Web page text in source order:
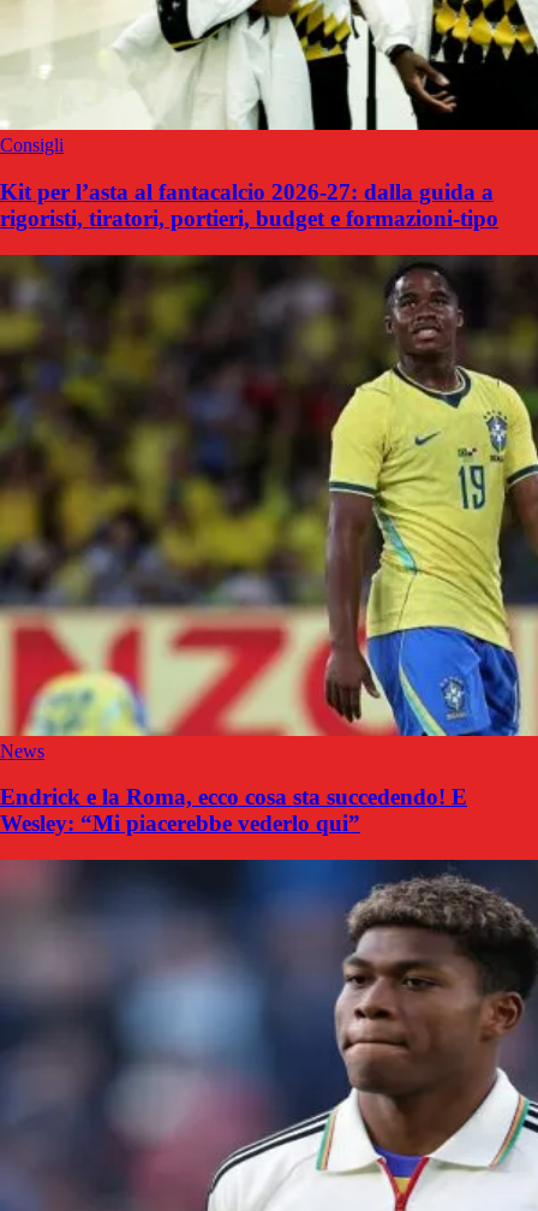
Consigli
Kit per l’asta al fantacalcio 2026-27: dalla guida a
rigoristi, tiratori, portieri, budget e formazioni-tipo
News
Endrick e la Roma, ecco cosa sta succedendo! E
Wesley: “Mi piacerebbe vederlo qui”